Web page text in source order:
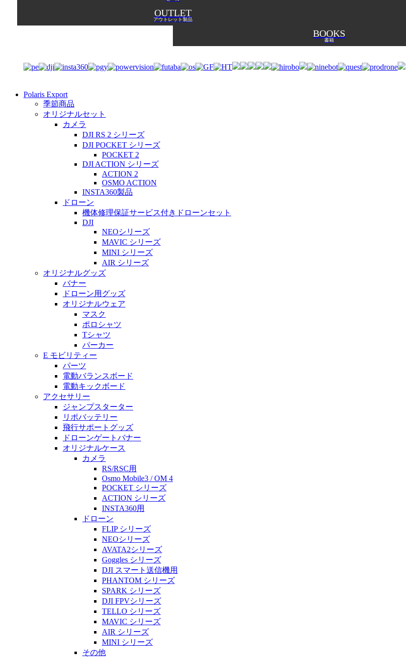
OUTLET
アウトレット製品
BOOKS
書籍
Polaris Export
季節商品
オリジナルセット
カメラ
DJI RS 2 シリーズ
DJI POCKET シリーズ
POCKET 2
DJI ACTION シリーズ
ACTION 2
OSMO ACTION
INSTA360製品
ドローン
機体修理保証サービス付きドローンセット
DJI
NEOシリーズ
MAVIC シリーズ
MINI シリーズ
AIR シリーズ
オリジナルグッズ
バナー
ドローン用グッズ
オリジナルウェア
マスク
ポロシャツ
Tシャツ
パーカー
E モビリティー
パーツ
電動バランスボード
電動キックボード
アクセサリー
ジャンプスターター
リポバッテリー
飛行サポートグッズ
ドローンゲートバナー
オリジナルケース
カメラ
RS/RSC用
Osmo Mobile3 / OM 4
POCKET シリーズ
ACTION シリーズ
INSTA360用
ドローン
FLIP シリーズ
NEOシリーズ
AVATA2シリーズ
Goggles シリーズ
DJI スマート送信機用
PHANTOM シリーズ
SPARK シリーズ
DJI FPVシリーズ
TELLO シリーズ
MAVIC シリーズ
AIR シリーズ
MINI シリーズ
その他